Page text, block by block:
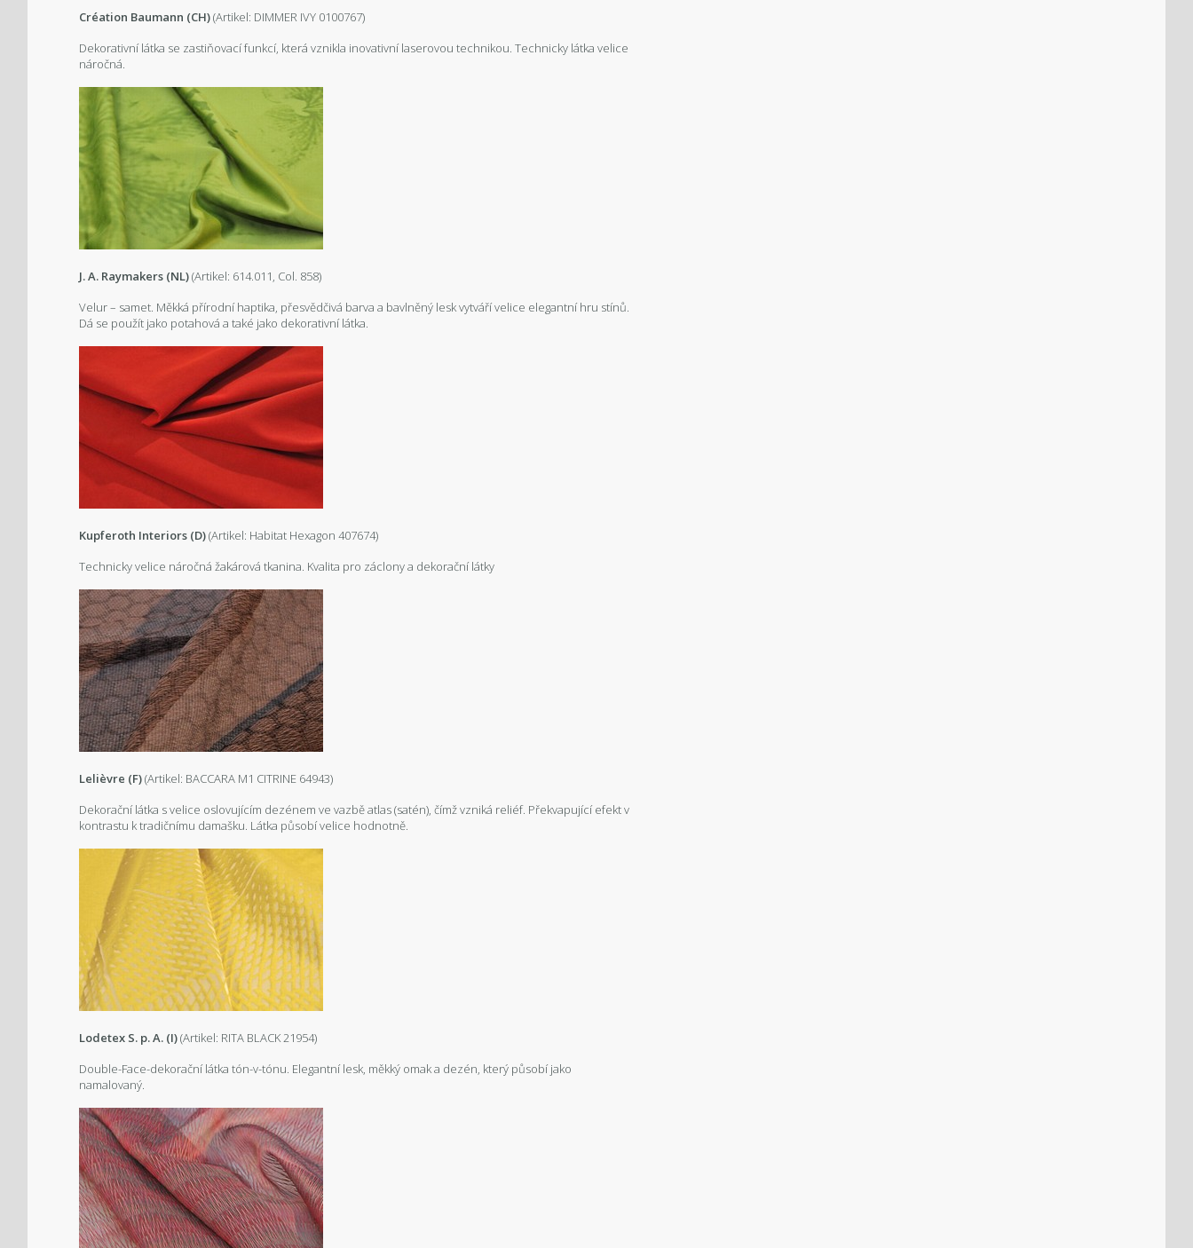
Création Baumann (CH)(Artikel: DIMMER IVY 0100767)
Dekorativní látka se zastiňovací funkcí, která vznikla inovativní laserovou technikou. Technicky látka velice
náročná.
J. A. Raymakers (NL)(Artikel: 614.011, Col. 858)
Velur – samet. Měkká přírodní haptika, přesvědčivá barva a bavlněný lesk vytváří velice elegantní hru stínů.
Dá se použít jako potahová a také jako dekorativní látka.
Kupferoth Interiors (D)(Artikel: Habitat Hexagon 407674)
Technicky velice náročná žakárová tkanina. Kvalita pro záclony a dekorační látky
Lelièvre (F)(Artikel: BACCARA M1 CITRINE 64943)
Dekorační látka s velice oslovujícím dezénem ve vazbě atlas (satén), čímž vzniká reliéf. Překvapující efekt v
kontrastu k tradičnímu damašku. Látka působí velice hodnotně.
Lodetex S. p. A. (I)(Artikel: RITA BLACK 21954)
Double-Face-dekorační látka tón-v-tónu. Elegantní lesk, měkký omak a dezén, který působí jako
namalovaný.